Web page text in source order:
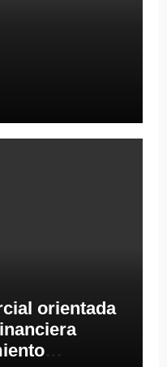
orientada